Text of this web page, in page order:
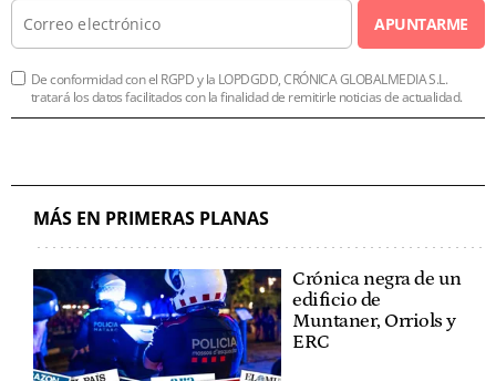
APUNTARME
De conformidad con el RGPD y la LOPDGDD, CRÓNICA GLOBALMEDIA S.L.
tratará los datos facilitados con la finalidad de remitirle noticias de actualidad.
MÁS EN PRIMERAS PLANAS
Crónica negra de un
edificio de
Muntaner, Orriols y
ERC